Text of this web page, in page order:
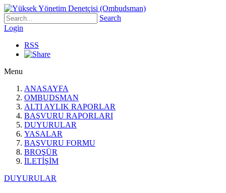
Search
Login
RSS
Menu
ANASAYFA
OMBUDSMAN
ALTI AYLIK RAPORLAR
BAŞVURU RAPORLARI
DUYURULAR
YASALAR
BAŞVURU FORMU
BROŞÜR
İLETİŞİM
DUYURULAR